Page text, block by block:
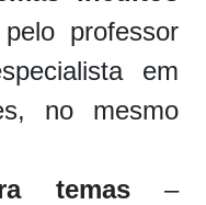
professor
em
no mesmo
temas–